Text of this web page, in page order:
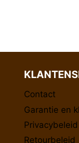
Contact
Garantie en
Privacybeleid
Retourbeleid